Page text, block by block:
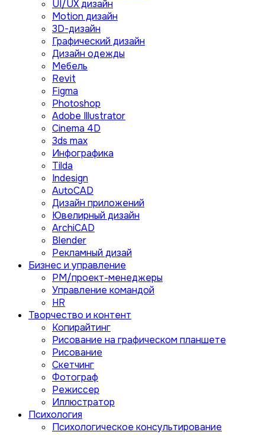
UI/UX дизайн
Motion дизайн
3D-дизайн
Графический дизайн
Дизайн одежды
Мебель
Revit
Figma
Photoshop
Adobe Illustrator
Сinema 4D
3ds max
Инфографика
Tilda
Indesign
AutoCAD
Дизайн приложений
Ювелирный дизайн
ArchiCAD
Blender
Рекламный дизай
Бизнес и управление
PM/проект-менеджеры
Управление командой
HR
Творчество и контент
Копирайтинг
Рисование на графическом планшете
Рисование
Скетчинг
Фотограф
Режиссер
Иллюстратор
Психология
Психологическое консультирование